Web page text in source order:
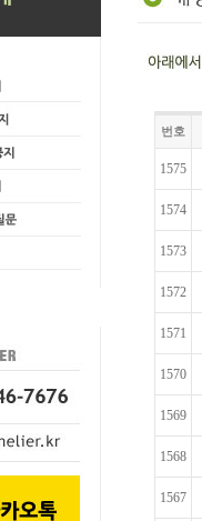
번호
1575
1574
1573
1572
1571
1570
1569
1568
1567